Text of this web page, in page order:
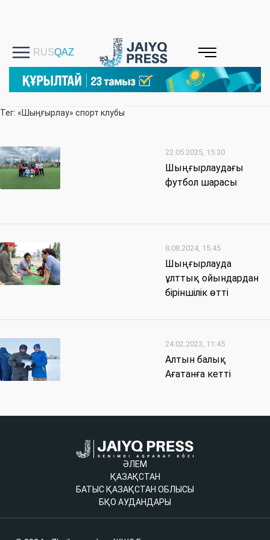
Тег: «Шыңғырлау» спорт клубы
22.05.2025, 15:30
Шыңғырлаудағы
футбол шарасы
8.08.2024, 15:45
Шыңғырлауда
ұлттық ойындардан
біріншілік өтті
24.02.2023, 11:45
Алтын балық
Ағатанға кетті
ӘЛЕМ
ҚАЗАҚСТАН
БАТЫС ҚАЗАҚСТАН ОБЛЫСЫ
БҚО АУДАНДАРЫ